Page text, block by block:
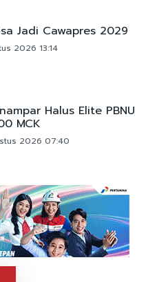
Jadi Cawapres 2029
2026 13:14
Halus Elite PBNU
MCK
2026 07:40